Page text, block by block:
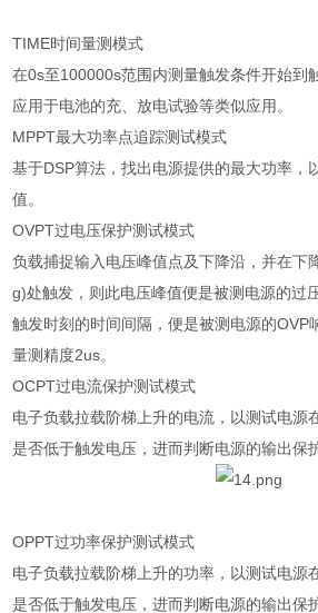
TIME时间量测模式
在0s至100000s范围内测量触发条件开始到
应用于电池的充、放电试验等类似应用。
MPPT最大功率点追踪测试模式
基于DSP算法，找出电源提供的最大功率，
值。
OVPT过电压保护测试模式
负载捕捉输入电压峰值点及下降沿，并在下
g)处触发，则此电压峰值便是被测电源的过
触发时刻的时间间隔，便是被测电源的OVP
量测精度2us。
OCPT过电流保护测试模式
电子负载拉载阶梯上升的电流，以测试电源
是否低于触发电压，进而判断电源的输出保
OPPT过功率保护测试模式
电子负载拉载阶梯上升的功率，以测试电源
是否低于触发电压，进而判断电源的输出保